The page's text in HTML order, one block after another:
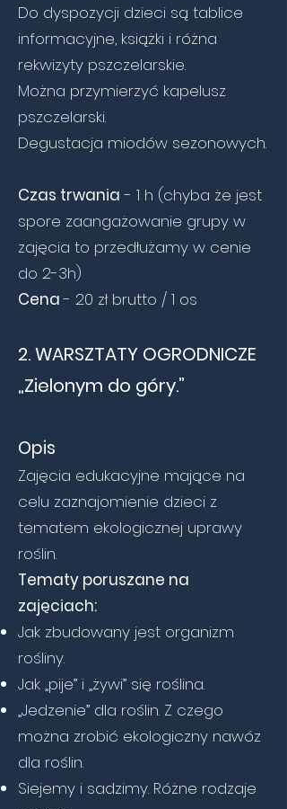
Do dyspozycji dzieci są tablice
informacyjne, książki i różna
rekwizyty pszczelarskie.
Można przymierzyć kapelusz
pszczelarski.
Degustacja miodów sezonowych.
Czas trwania - 1 h (chyba że jest
spore zaangażowanie grupy w
zajęcia to przedłużamy w cenie
do 2-3h)
Cena- 20 zł brutto / 1 os
2. WARSZTATY OGRODNICZE
„Zielonym do góry.”
Opis
Zajęcia edukacyjne mające na
celu zaznajomienie dzieci z
tematem ekologicznej uprawy
roślin.
Tematy poruszane na
zajęciach:
Jak zbudowany jest organizm
rośliny.
Jak „pije” i „żywi” się roślina.
„Jedzenie” dla roślin. Z czego
można zrobić ekologiczny nawóz
dla roślin.
Siejemy i sadzimy. Różne rodzaje